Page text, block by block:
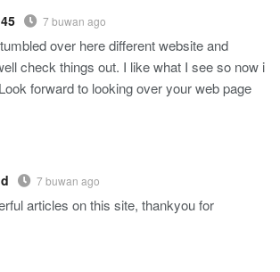
7 buwan ago
over here different website and
check things out. I like what I see so now i
forward to looking over your web page
7 buwan ago
articles on this site, thankyou for